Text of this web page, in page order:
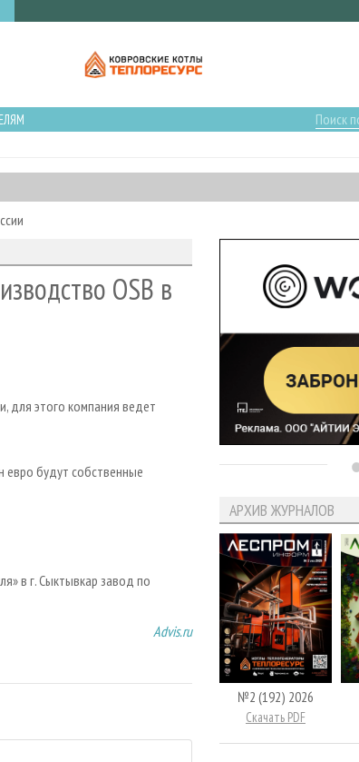
OSB в
для этого компания ведет
евро будут собственные
в г. Сыктывкар завод по
Advis.ru
АРХИВ ЖУРНАЛОВ
№2 (192) 2026
Скачать PDF